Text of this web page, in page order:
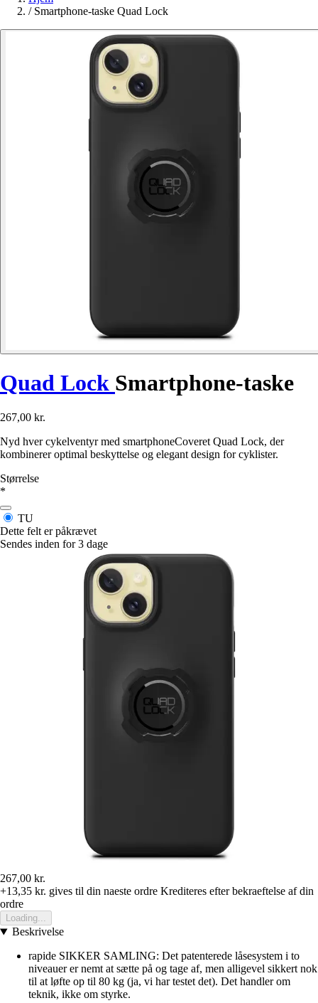
/ Smartphone-taske Quad Lock
Quad Lock Smartphone-taske
267,00 kr.
Nyd hver cykelventyr med smartphoneCoveret Quad Lock, der
kombinerer optimal beskyttelse og elegant design for cyklister.
Størrelse
*
TU
Dette felt er påkrævet
Sendes inden for 3 dage
267,00 kr.
+13,35 kr. gives til din naeste ordre Krediteres efter bekraeftelse af din
ordre
Loading...
Beskrivelse
rapide SIKKER SAMLING: Det patenterede låsesystem i to
niveauer er nemt at sætte på og tage af, men alligevel sikkert nok
til at løfte op til 80 kg (ja, vi har testet det). Det handler om
teknik, ikke om styrke.